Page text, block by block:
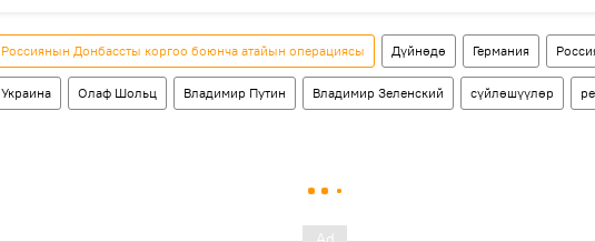
Россиянын Донбассты коргоо боюнча атайын операциясы Дүйнөдө Германия
Украина Олаф Шольц Владимир Путин Владимир Зеленский сүйлөшүүлөр